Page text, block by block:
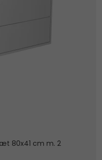
80x41 cm m. 2